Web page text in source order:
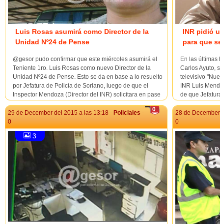
Luis Rosas asumirá como Director de la
Unidad Nº24 de Pense
@gesor pudo confirmar que este miércoles asumirá el
Teniente 1ro. Luis Rosas como nuevo Director de la
Unidad Nº24 de Pense. Esto se da en base a lo resuelto
por Jefatura de Policía de Soriano, luego de que el
Inspector Mendoza (Director del INR) solicitara en pase
INR pidió
para que
En las últimas
Carlos Ayuto,
televisivo
INR Luis
de que
0
29 de December del 2015 a las 13:18 - Policiales -
0
3
28 de
0